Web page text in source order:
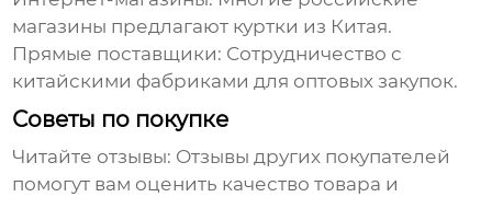
магазины предлагают куртки из Китая.
Прямые поставщики: Сотрудничество с
китайскими фабриками для оптовых закупок.
Советы по покупке
Читайте отзывы: Отзывы других покупателей
помогут вам оценить качество товара и